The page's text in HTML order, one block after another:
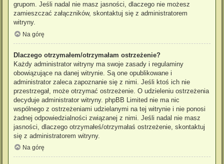
grupom. Jeśli nadal nie masz jasności, dlaczego nie możesz
zamieszczać załączników, skontaktuj się z administratorem
witryny.
Na górę
Dlaczego otrzymałem/otrzymałam ostrzeżenie?
Każdy administrator witryny ma swoje zasady i regulaminy
obowiązujące na danej witrynie. Są one opublikowane i
administrator zaleca zapoznanie się z nimi. Jeśli ktoś ich nie
przestrzegał, może otrzymać ostrzeżenie. O udzieleniu ostrzeżenia
decyduje administrator witryny. phpBB Limited nie ma nic
wspólnego z ostrzeżeniami udzielanymi na tej witrynie i nie ponosi
żadnej odpowiedzialności związanej z nimi. Jeśli nadal nie masz
jasności, dlaczego otrzymałeś/otrzymałaś ostrzeżenie, skontaktuj
się z administratorem witryny.
Na górę